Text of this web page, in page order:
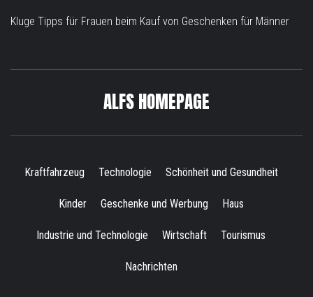
Kluge Tipps für Frauen beim Kauf von Geschenken für Männer
ALFS HOMEPAGE
Kraftfahrzeug Technologie Schönheit und Gesundheit
Kinder Geschenke und Werbung Haus
Industrie und Technologie Wirtschaft Tourismus
Nachrichten